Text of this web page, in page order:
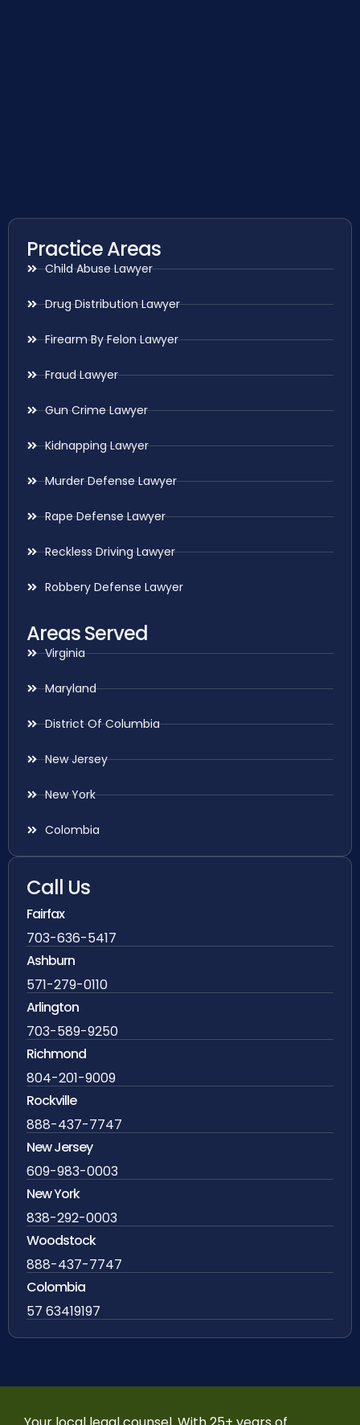
Practice Areas
Child Abuse Lawyer
Drug Distribution Lawyer
Firearm By Felon Lawyer
Fraud Lawyer
Gun Crime Lawyer
Kidnapping Lawyer
Murder Defense Lawyer
Rape Defense Lawyer
Reckless Driving Lawyer
Robbery Defense Lawyer
Areas Served
Virginia
Maryland
District Of Columbia
New Jersey
New York
Colombia
Call Us
Fairfax
703-636-5417
Ashburn
571-279-0110
Arlington
703-589-9250
Richmond
804-201-9009
Rockville
888-437-7747
New Jersey
609-983-0003
New York
838-292-0003
Woodstock
888-437-7747
Colombia
57 63419197